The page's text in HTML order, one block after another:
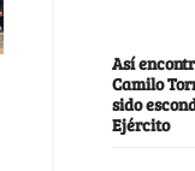
Así
Camilo
sido
Ejército